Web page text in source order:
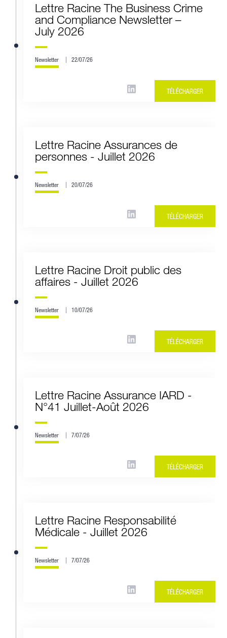
Lettre Racine The Business Crime
and Compliance Newsletter –
July 2026
Newsletter 22/07/26
TÉLÉCHARGER
Lettre Racine Assurances de
personnes - Juillet 2026
Newsletter 20/07/26
TÉLÉCHARGER
Lettre Racine Droit public des
affaires - Juillet 2026
Newsletter 10/07/26
TÉLÉCHARGER
Lettre Racine Assurance IARD -
N°41 Juillet-Août 2026
Newsletter 7/07/26
TÉLÉCHARGER
Lettre Racine Responsabilité
Médicale - Juillet 2026
Newsletter 7/07/26
TÉLÉCHARGER